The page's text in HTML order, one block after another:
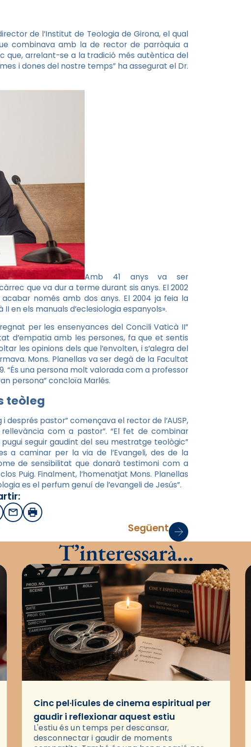
de l’Institut de Teologia de Girona, el qual
combinava amb la de rector de parròquia a
que, arrelant-se a la tradició més autèntica del
i dones del nostre temps” ha assegurat el Dr.
Amb 41 anys va ser
que va dur a terme durant sis anys. El 2002
només amb dos anys. El 2004 ja feia la
en els manuals d’eclesiologia espanyols».
per les ensenyances del Concili Vaticà II”
d’empatia amb les persones, fa que et sentis
les opinions dels que l’envolten, i s’alegra del
Mons. Planellas va ser degà de la Facultat
“És una persona molt valorada com a professor
persona” concloïa Marlés.
teòleg
després pastor” començava el rector de l’AUSP,
com a pastor”. “El fet de combinar
seguir gaudint del seu mestratge teològic”
a caminar per la via de l’Evangeli, des de la
de sensibilitat que donarà testimoni com a
Puig. Finalment, l’homenatjat Mons. Planellas
es el perfum genuí de l’evangeli de Jesús”.
EmailImprimir
Següent
T’interessarà…
Cinc pel·lícules de cinema espiritual per
gaudir i reflexionar aquest estiu
L'estiu és un temps per descansar,
desconnectar i gaudir de moments